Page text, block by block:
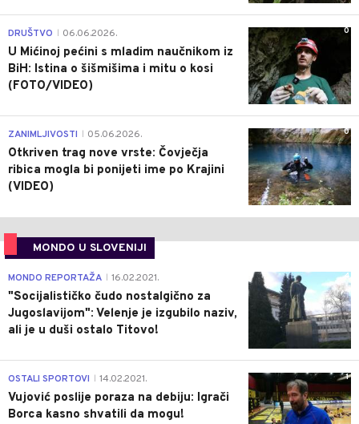
0
DRUŠTVO 06.06.2026.
U Mićinoj pećini s mladim naučnikom iz
BiH: Istina o šišmišima i mitu o kosi
(FOTO/VIDEO)
0
ZANIMLJIVOSTI 05.06.2026.
Otkriven trag nove vrste: Čovječja
ribica mogla bi ponijeti ime po Krajini
(VIDEO)
MONDO U SLOVENIJI
4
MONDO REPORTAŽA 16.02.2021.
"Socijalističko čudo nostalgično za
Jugoslavijom": Velenje je izgubilo naziv,
ali je u duši ostalo Titovo!
1
OSTALI SPORTOVI 14.02.2021.
Vujović poslije poraza na debiju: Igrači
Borca kasno shvatili da mogu!